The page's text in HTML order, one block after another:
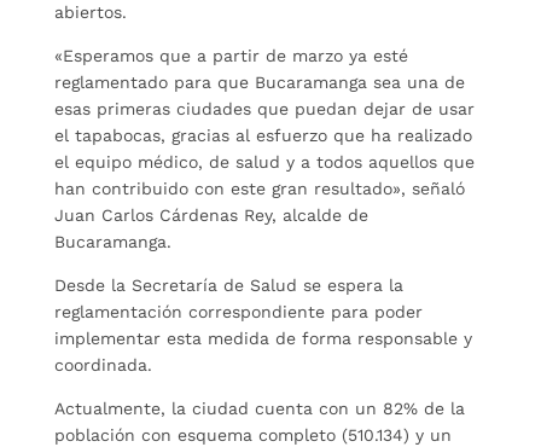
abiertos.
«Esperamos que a partir de marzo ya esté
reglamentado para que Bucaramanga sea una de
esas primeras ciudades que puedan dejar de usar
el tapabocas, gracias al esfuerzo que ha realizado
el equipo médico, de salud y a todos aquellos que
han contribuido con este gran resultado», señaló
Juan Carlos Cárdenas Rey, alcalde de
Bucaramanga.
Desde la Secretaría de Salud se espera la
reglamentación correspondiente para poder
implementar esta medida de forma responsable y
coordinada.
Actualmente, la ciudad cuenta con un 82% de la
población con esquema completo (510.134) y un